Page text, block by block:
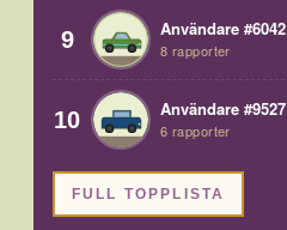
9 Användare #6042
8 rapporter
10 Användare #9527
6 rapporter
FULL TOPPLISTA